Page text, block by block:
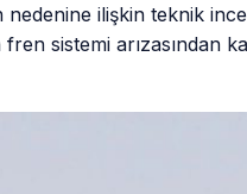
ilişkin teknik
sistemi arızasından